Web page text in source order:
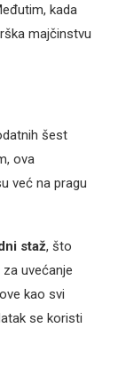
kada
majčinstvu
šest
ova
već na pragu
staž, što
uvećanje
kao svi
se koristi